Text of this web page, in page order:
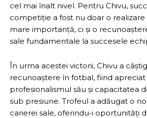
cel mai înalt nivel. Pentru Chivu,
competiție a fost nu doar o
mare importanță, ci și o
sale fundamentale la succesele
În urma acestei victorii, Chivu a
recunoaștere în fotbal, fiind
profesionalismul său și capacitatea
sub presiune. Trofeul a adăugat o
carierei sale, oferindu-i oportunități